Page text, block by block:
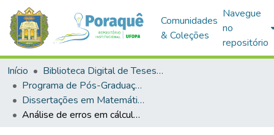
Comunidades
& Coleções
Navegue
no
repositório
Início
Biblioteca Digital de Teses e Dissertações (BDTD)
Programa de Pós-Graduação em Mestrado Profissional em Matemática em Rede Nacional (PROFMAT)
Dissertações em Matemática em Rede Nacional (Mestrado Profissional)
Análise de erros em cálculo: Metodologia de investigação aplicada com alunos da UFOPA